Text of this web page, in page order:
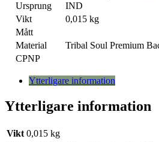
Ursprung
IND
Vikt
0,015 kg
Mått
Material
Tribal Soul Premium
CPNP
Ytterligare information
Ytterligare information
Vikt 0,015 kg